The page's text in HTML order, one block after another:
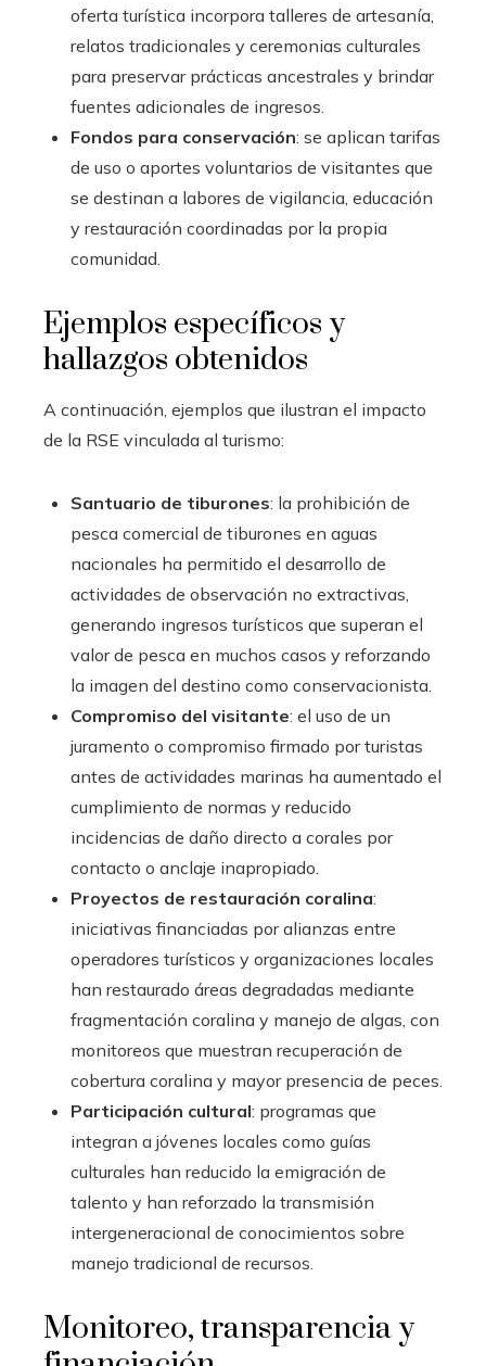
oferta turística incorpora talleres de artesanía,
relatos tradicionales y ceremonias culturales
para preservar prácticas ancestrales y brindar
fuentes adicionales de ingresos.
Fondos para conservación: se aplican tarifas
de uso o aportes voluntarios de visitantes que
se destinan a labores de vigilancia, educación
y restauración coordinadas por la propia
comunidad.
Ejemplos específicos y
hallazgos obtenidos
A continuación, ejemplos que ilustran el impacto
de la RSE vinculada al turismo:
Santuario de tiburones: la prohibición de
pesca comercial de tiburones en aguas
nacionales ha permitido el desarrollo de
actividades de observación no extractivas,
generando ingresos turísticos que superan el
valor de pesca en muchos casos y reforzando
la imagen del destino como conservacionista.
Compromiso del visitante: el uso de un
juramento o compromiso firmado por turistas
antes de actividades marinas ha aumentado el
cumplimiento de normas y reducido
incidencias de daño directo a corales por
contacto o anclaje inapropiado.
Proyectos de restauración coralina:
iniciativas financiadas por alianzas entre
operadores turísticos y organizaciones locales
han restaurado áreas degradadas mediante
fragmentación coralina y manejo de algas, con
monitoreos que muestran recuperación de
cobertura coralina y mayor presencia de peces.
Participación cultural: programas que
integran a jóvenes locales como guías
culturales han reducido la emigración de
talento y han reforzado la transmisión
intergeneracional de conocimientos sobre
manejo tradicional de recursos.
Monitoreo, transparencia y